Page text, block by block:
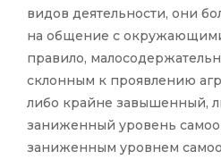
видов деятельности, они
на общение с
правило,
склонным к проявлению
либо крайне завышенный,
заниженный уровень
заниженным уровнем